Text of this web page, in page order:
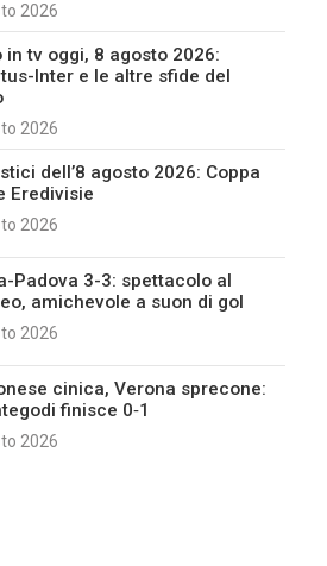
2026
in tv oggi, 8 agosto 2026:
Inter e le altre sfide del
2026
dell’8 agosto 2026: Coppa
Eredivisie
2026
Padova 3-3: spettacolo al
amichevole a suon di gol
2026
cinica, Verona sprecone:
finisce 0‑1
2026